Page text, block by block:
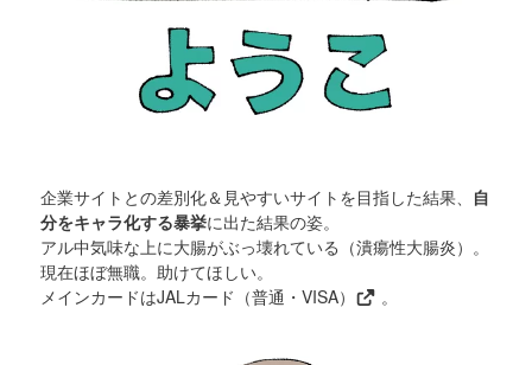
企業サイトとの差別化＆見やすいサイトを目指した結果、 自
分をキャラ化する暴挙に出た結果の姿。
アル中気味な上に大腸がぶっ壊れている（潰瘍性大腸炎）。
現在ほぼ無職。助けてほしい。
メインカードはJALカード（普通・VISA） 。